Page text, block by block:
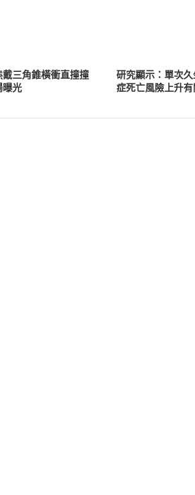
三角錐橫衝直撞撞
曝光
研究顯示：單次
症死亡風險上升